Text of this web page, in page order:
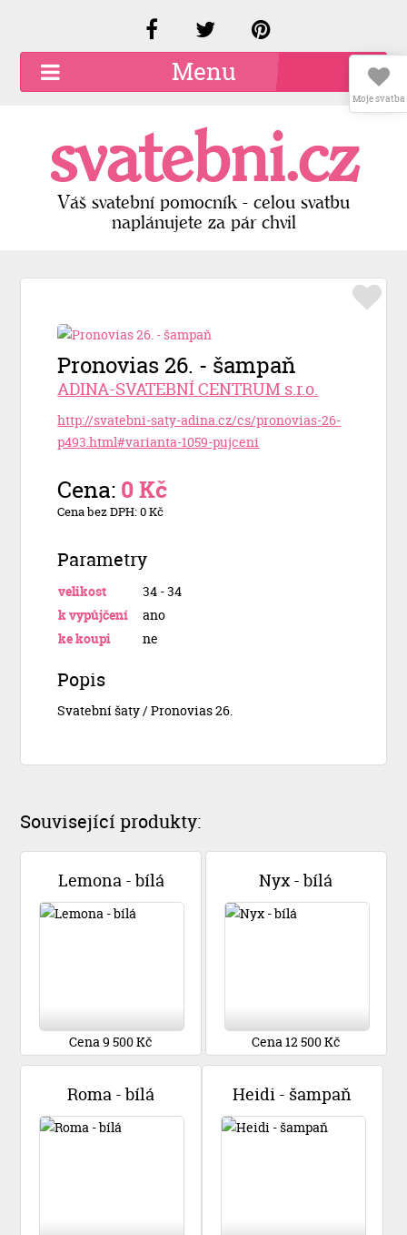
Menu
Kariéra
Kontakty
Přidat firmu
svatebni.cz
Váš svatební pomocník - celou svatbu
naplánujete za pár chvil
Pronovias 26. - šampaň
ADINA-SVATEBNÍ CENTRUM s.r.o.
http://svatebni-saty-adina.cz/cs/pronovias-26-
p493.html#varianta-1059-pujceni
Cena: 0 Kč
Cena bez DPH: 0 Kč
Parametry
velikost
34 - 34
k vypůjčení
ano
ke koupi
ne
Popis
Svatební šaty / Pronovias 26.
Související produkty:
Lemona - bílá
Cena 9 500 Kč
Nyx - bílá
Cena 12 500 Kč
Roma - bílá Heidi - šampaň
Moje svatba